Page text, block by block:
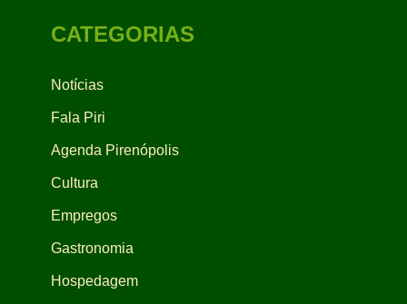
CATEGORIAS
Notícias
Fala Piri
Agenda Pirenópolis
Cultura
Empregos
Gastronomia
Hospedagem